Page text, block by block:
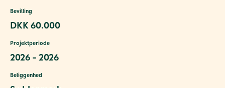
Bevilling
DKK 60.000
Projektperiode
2026 - 2026
Beliggenhed